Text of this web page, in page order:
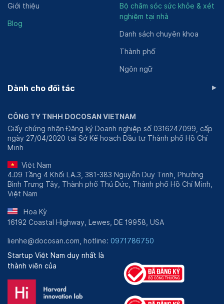
Giới thiệu
Blog
Bộ chăm sóc sức khỏe & xét
nghiệm tại nhà
Danh sách chuyên khoa
Thành phố
Ngôn ngữ
Dành cho đối tác ▸
CÔNG TY TNHH DOCOSAN VIETNAM
Giấy chứng nhận Đăng ký Doanh nghiệp số 0316247099, cấp
ngày 27/04/2020 tại Sở Kế hoạch Đầu tư Thành phố Hồ Chí
Minh
Việt Nam
4.09 Tầng 4 Khối LA.3, 381-383 Nguyễn Duy Trinh, Phường
Bình Trưng Tây, Thành phố Thủ Đức, Thành phố Hồ Chí Minh,
Việt Nam
Hoa Kỳ
16192 Coastal Highway, Lewes, DE 19958, USA
lienhe@docosan.com, hotline: 0971786750
Startup Việt Nam duy nhất là
thành viên của